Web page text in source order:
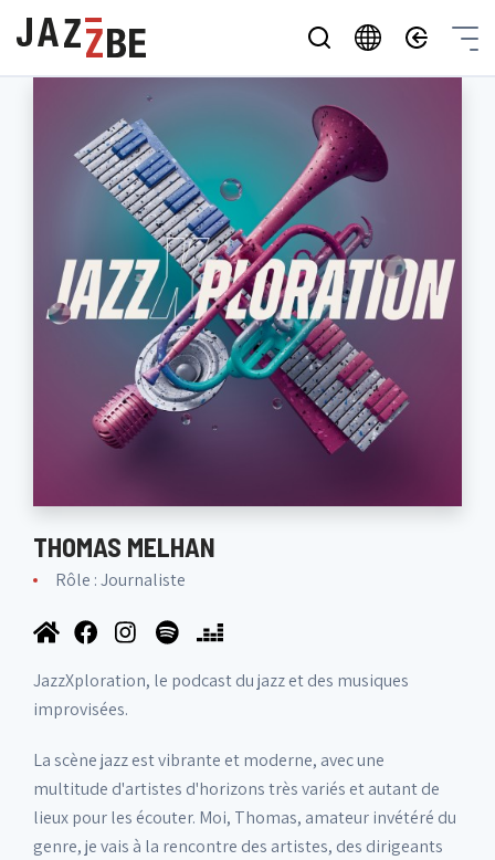
THOMAS MELHAN
Rôle : Journaliste
JazzXploration, le podcast du jazz et des musiques
improvisées.
La scène jazz est vibrante et moderne, avec une
multitude d'artistes d'horizons très variés et autant de
lieux pour les écouter. Moi, Thomas, amateur invétéré du
genre, je vais à la rencontre des artistes, des dirigeants